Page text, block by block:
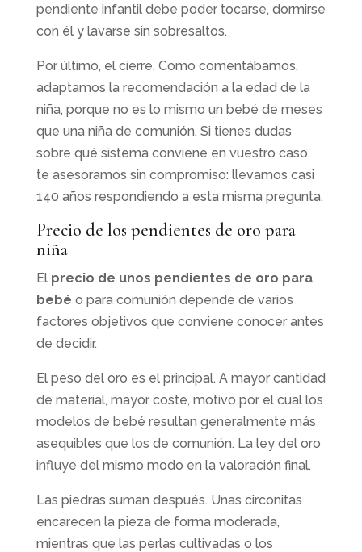
pendiente infantil debe poder tocarse, dormirse
con él y lavarse sin sobresaltos.
Por último, el cierre. Como comentábamos,
adaptamos la recomendación a la edad de la
niña, porque no es lo mismo un bebé de meses
que una niña de comunión. Si tienes dudas
sobre qué sistema conviene en vuestro caso,
te asesoramos sin compromiso: llevamos casi
140 años respondiendo a esta misma pregunta.
Precio de los pendientes de oro para
niña
El precio de unos pendientes de oro para
bebé o para comunión depende de varios
factores objetivos que conviene conocer antes
de decidir.
El peso del oro es el principal. A mayor cantidad
de material, mayor coste, motivo por el cual los
modelos de bebé resultan generalmente más
asequibles que los de comunión. La ley del oro
influye del mismo modo en la valoración final.
Las piedras suman después. Unas circonitas
encarecen la pieza de forma moderada,
mientras que las perlas cultivadas o los